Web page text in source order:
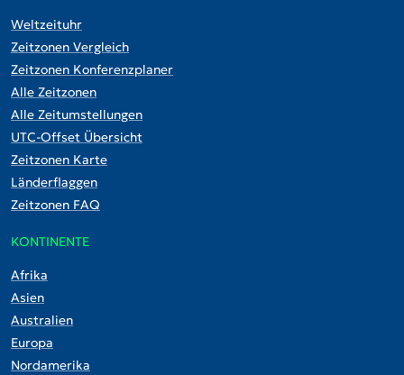
Weltzeituhr
Zeitzonen Vergleich
Zeitzonen Konferenzplaner
Alle Zeitzonen
Alle Zeitumstellungen
UTC-Offset Übersicht
Zeitzonen Karte
Länderflaggen
Zeitzonen FAQ
KONTINENTE
Afrika
Asien
Australien
Europa
Nordamerika